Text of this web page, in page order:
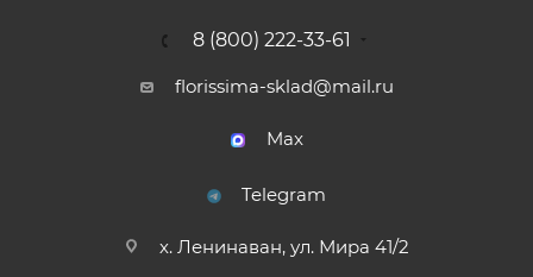
8 (800) 222-33-61
florissima-sklad@mail.ru
Max
Telegram
х. Ленинаван, ул. Мира 41/2